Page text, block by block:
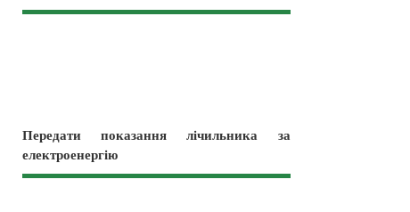
Передати показання лічильника за
електроенергію